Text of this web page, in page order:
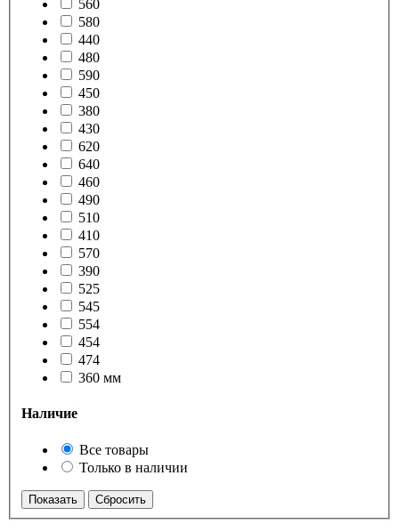
560
580
440
480
590
450
380
430
620
640
460
490
510
410
570
390
525
545
554
454
474
360 мм
Наличие
Все товары
Только в наличии